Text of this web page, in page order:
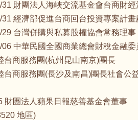
財團法人海峽交流基金會台商財
經濟部促進台商回台投資專案計畫
台灣併購與私募股權協會常務理事
中華民國全國商業總會財稅金融委
台商服務團(杭州昆山南京)團長
台商服務團(長沙及南昌)團長社會公
財團法人蘋果日報慈善基金會董事
地區)